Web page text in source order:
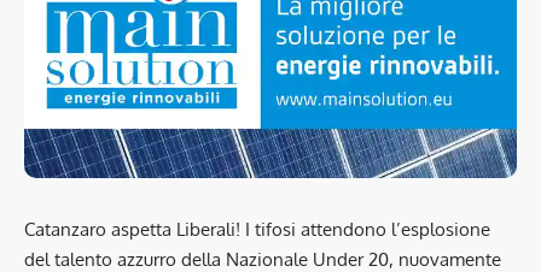
Catanzaro aspetta Liberali! I tifosi attendono l’esplosione
del talento azzurro della Nazionale Under 20, nuovamente